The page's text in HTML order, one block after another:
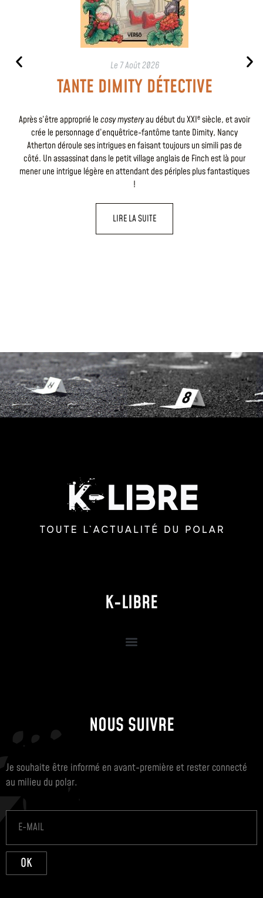
Le 7 Août 2026
TANTE DIMITY DÉTECTIVE
Après s’être approprié lecosy mysteryau début du XXIesiècle, et avoir
crée le personnage d’enquêtrice-fantôme tante Dimity, Nancy
Atherton déroule ses intrigues en faisant toujours un simili pas de
côté. Un assassinat dans le petit village anglais de Finch est là pour
mener une intrigue légère en attendant des périples plus fantastiques
!
LIRE LA SUITE
K-LIBRE
NOUS SUIVRE
Je souhaite être informé en avant-première et rester connecté
au milieu du polar.
OK